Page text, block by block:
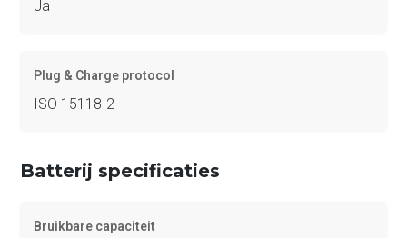
Ja
Plug & Charge protocol
ISO 15118-2
Batterij specificaties
Bruikbare capaciteit